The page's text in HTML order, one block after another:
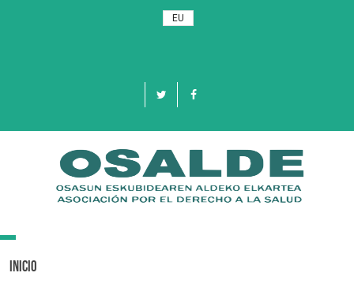
EU
Toggle
Inicio